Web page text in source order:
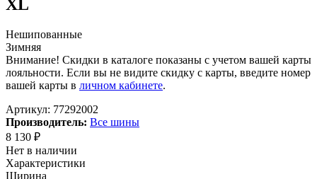
XL
Нешипованные
Зимняя
Внимание! Скидки в каталоге показаны с учетом вашей карты
лояльности. Если вы не видите скидку с карты, введите номер
вашей карты в личном кабинете.
Артикул: 77292002
Производитель: Все шины
8 130 ₽
Нет в наличии
Характеристики
Ширина